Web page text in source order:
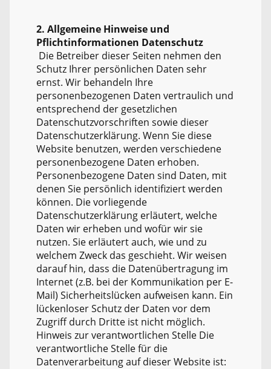
2. Allgemeine Hinweise und
Pflichtinformationen Datenschutz
Die Betreiber dieser Seiten nehmen den
Schutz Ihrer persönlichen Daten sehr
ernst. Wir behandeln Ihre
personenbezogenen Daten vertraulich und
entsprechend der gesetzlichen
Datenschutzvorschriften sowie dieser
Datenschutzerklärung. Wenn Sie diese
Website benutzen, werden verschiedene
personenbezogene Daten erhoben.
Personenbezogene Daten sind Daten, mit
denen Sie persönlich identifiziert werden
können. Die vorliegende
Datenschutzerklärung erläutert, welche
Daten wir erheben und wofür wir sie
nutzen. Sie erläutert auch, wie und zu
welchem Zweck das geschieht. Wir weisen
darauf hin, dass die Datenübertragung im
Internet (z.B. bei der Kommunikation per E-
Mail) Sicherheitslücken aufweisen kann. Ein
lückenloser Schutz der Daten vor dem
Zugriff durch Dritte ist nicht möglich.
Hinweis zur verantwortlichen Stelle Die
verantwortliche Stelle für die
Datenverarbeitung auf dieser Website ist: